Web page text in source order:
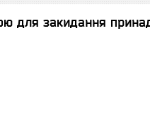
для закидання